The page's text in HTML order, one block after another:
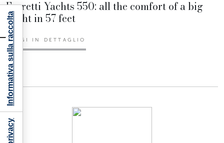
Ferretti Yachts 550: all the comfort of a big
yacht in 57 feet
LEGGI IN DETTAGLIO
Informativa sulla raccolta